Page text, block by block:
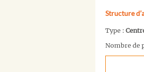
Structure
Type :
Nombre de